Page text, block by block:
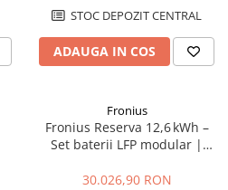
STOC DEPOZIT CENTRAL
ADAUGA IN COS
Fronius
Fronius Reserva 12,6 kWh –
Set baterii LFP modular |
garanție
30.026,90 RON